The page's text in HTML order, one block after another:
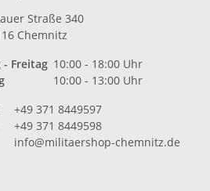
Straße 340
Chemnitz
Freitag 10:00 - 18:00 Uhr
10:00 - 13:00 Uhr
+49 371 8449597
+49 371 8449598
info@militaershop-chemnitz.de